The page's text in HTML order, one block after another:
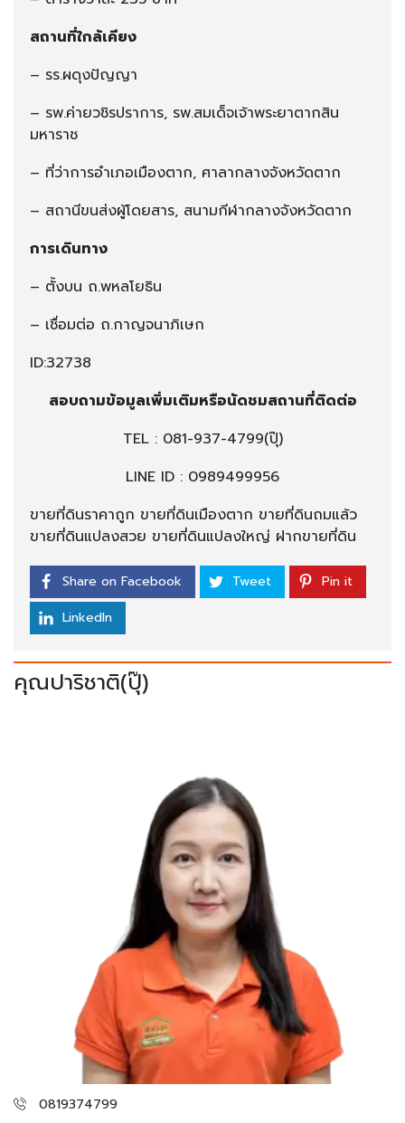
สถานที่ใกล้เคียง
– รร.ผดุงปัญญา
– รพ.ค่ายวชิรปราการ, รพ.สมเด็จเจ้าพระยาตากสิน
มหาราช
– ที่ว่าการอำเภอเมืองตาก, ศาลากลางจังหวัดตาก
– สถานีขนส่งผู้โดยสาร, สนามกีฬากลางจังหวัดตาก
การเดินทาง
– ตั้งบน ถ.พหลโยธิน
– เชื่อมต่อ ถ.กาญจนาภิเษก
ID:32738
สอบถามข้อมูลเพิ่มเติมหรือนัดชมสถานที่ติดต่อ
TEL : 081-937-4799(ปุ๊)
LINE ID : 0989499956
ขายที่ดินราคาถูก ขายที่ดินเมืองตาก ขายที่ดินถมแล้ว
ขายที่ดินแปลงสวย ขายที่ดินแปลงใหญ่ ฝากขายที่ดิน
Share on Facebook Tweet
Pin it
LinkedIn
คุณปาริชาติ(ปุ๊)
0819374799